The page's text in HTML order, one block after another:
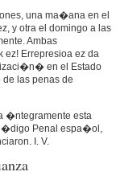
una ma�ana en el
y otra el domingo a las
Ambas
Errepresioa ez da
en el Estado
las penas de
�ntegramente esta
Penal espa�ol,
I. V.